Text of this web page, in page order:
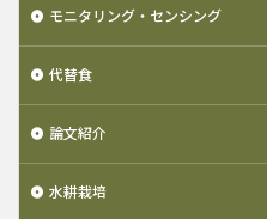
モニタリング・センシング
代替食
論文紹介
水耕栽培